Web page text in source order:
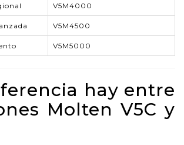
V5M4000
V5M4500
V5M5000
hay entre
Molten V5C y